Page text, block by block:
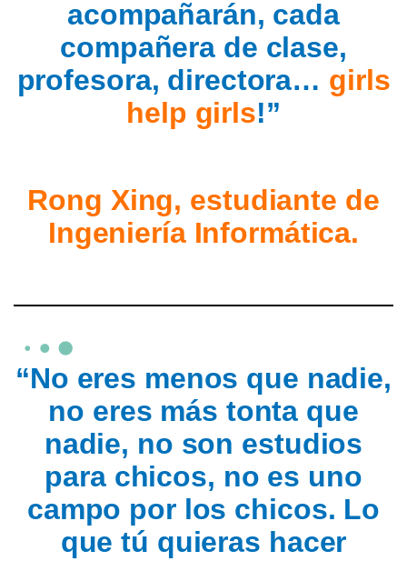
acompañarán, cada
compañera de clase,
profesora, directora… girls
help girls!”
Rong Xing, estudiante de
Ingeniería Informática.
“No eres menos que nadie,
no eres más tonta que
nadie, no son estudios
para chicos, no es uno
campo por los chicos. Lo
que tú quieras hacer